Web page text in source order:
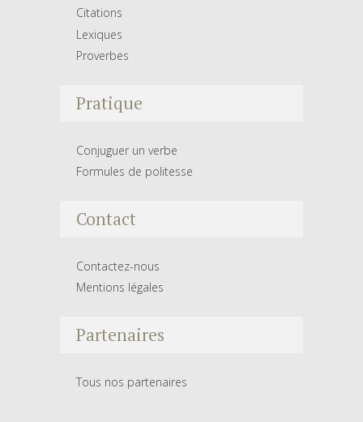
Citations
Lexiques
Proverbes
Pratique
Conjuguer un verbe
Formules de politesse
Contact
Contactez-nous
Mentions légales
Partenaires
Tous nos partenaires